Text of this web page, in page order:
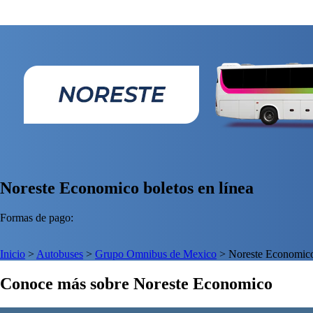
Noreste Economico boletos en línea
Formas de pago:
Inicio > Autobuses > Grupo Omnibus de Mexico > Noreste
Conoce más sobre Noreste Economico